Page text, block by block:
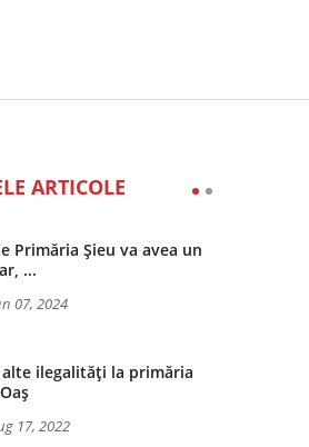
ARTICOLE
Primăria Șieu va avea un
...
07, 2024
ilegalități la primăria
17, 2022